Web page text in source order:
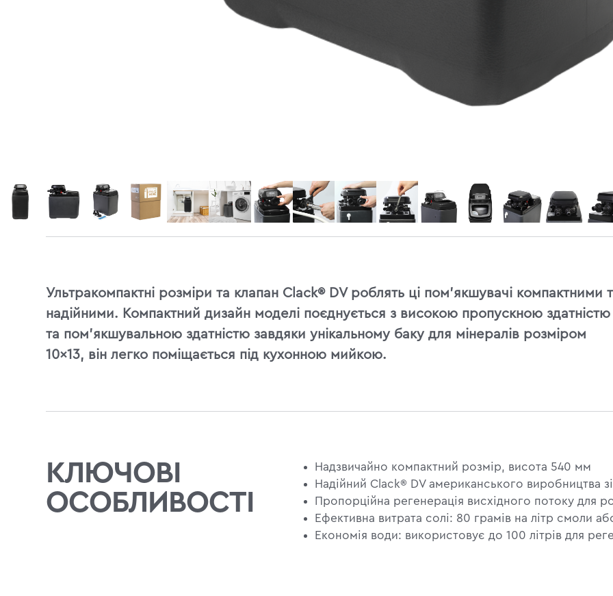
Ультракомпактні розміри та клапан Clack® DV роблять ці пом'якшувачі компактними
надійними. Компактний дизайн моделі поєднується з високою пропускною здатністю
та пом'якшувальною здатністю завдяки унікальному баку для мінералів розміром
10×13, він легко поміщається під кухонною мийкою.
КЛЮЧОВІ
ОСОБЛИВОСТІ
Надзвичайно компактний розмір, висота 540 мм
Надійний Clack® DV американського виробництва
Пропорційна регенерація висхідного потоку для
Ефективна витрата солі: 80 грамів на літр смоли
Економія води: використовує до 100 літрів для